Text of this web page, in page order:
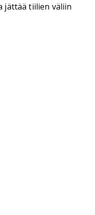
jättää tiilien väliin